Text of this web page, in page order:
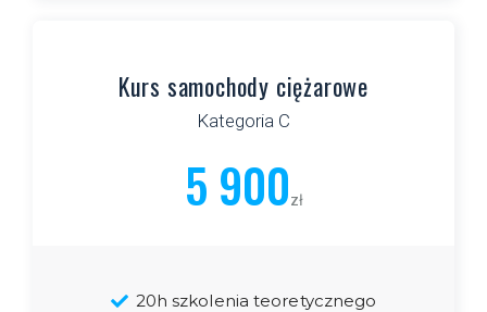
Kurs samochody ciężarowe
Kategoria C
5 900zł
20h szkolenia teoretycznego